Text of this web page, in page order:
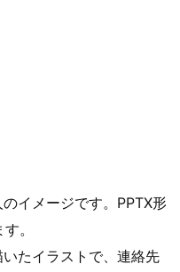
イメージです。PPTX形
。
たイラストで、連絡先